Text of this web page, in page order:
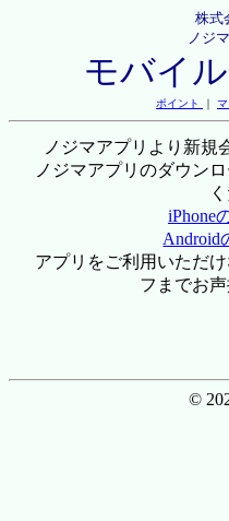
株式
ノジ
モバイ
ポイント ｜
ノジマアプリより新規
ノジマアプリのダウン
iPhone
Android
アプリをご利用いただ
フまでお声
©